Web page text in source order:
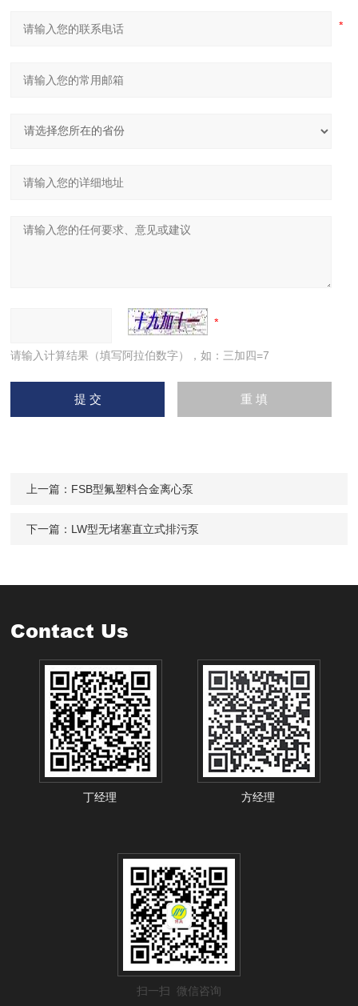
请输入计算结果（填写阿拉伯数字），如：三加四=7
上一篇： FSB型氟塑料合金离心泵
下一篇： LW型无堵塞直立式排污泵
Contact Us
丁经理 方经理
扫一扫 微信咨询